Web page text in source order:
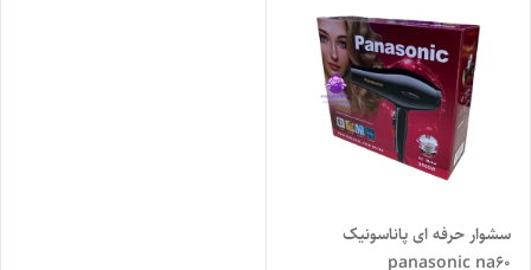
سشوار حرفه ای پاناسونیک
panasonic na60